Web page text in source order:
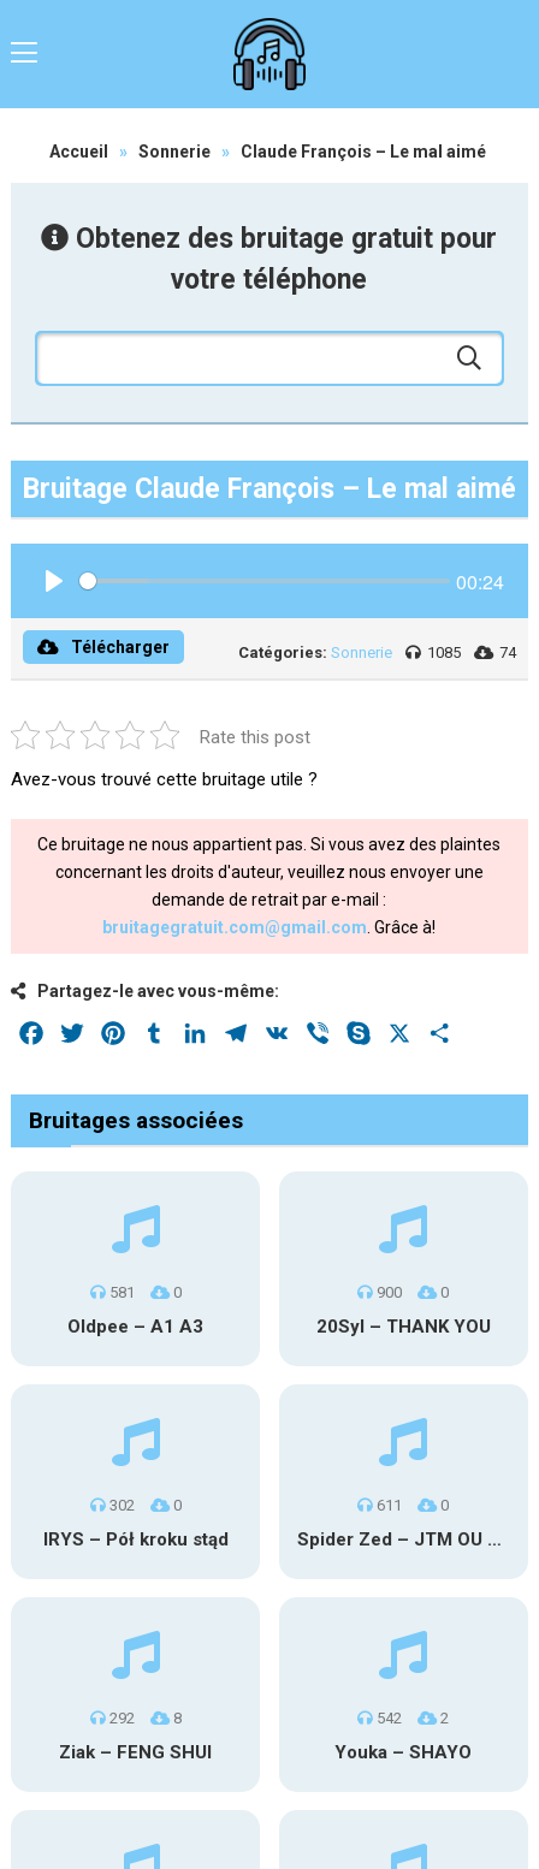
Accueil » Sonnerie » Claude François – Le mal aimé
Obtenez des bruitage gratuit pour
votre téléphone
Bruitage Claude François – Le mal aimé
00:24
Télécharger Catégories: Sonnerie 1085 74
Rate this post
Avez-vous trouvé cette bruitage utile ?
Ce bruitage ne nous appartient pas. Si vous avez des plaintes
concernant les droits d'auteur, veuillez nous envoyer une
demande de retrait par e-mail :
bruitagegratuit.com@gmail.com . Grâce à!
Partagez-le avec vous-même:
Facebook
Twitter PinterestTumblrLinkedInTelegram
VK Viber Skype
Bruitages associées
581 0
Oldpee – A1 A3
900 0
20Syl – THANK YOU
302 0
IRYS – Pół kroku stąd
611 0
Spider Zed – JTM OU TG
292 8
Ziak – FENG SHUI
542 2
Youka – SHAYO